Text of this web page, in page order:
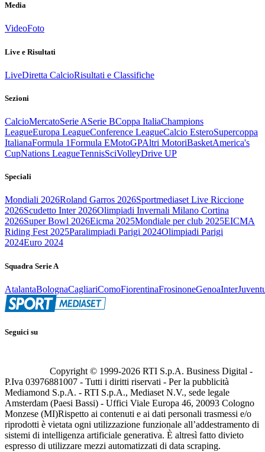
Media
VideoFoto
Live e Risultati
LiveDiretta CalcioRisultati e Classifiche
Sezioni
CalcioMercatoSerie ASerie BCoppa ItaliaChampions
LeagueEuropa LeagueConference LeagueCalcio EsteroSupercoppa
ItalianaFormula 1Formula EMotoGPAltri MotoriBasketAmerica's
CupNations LeagueTennisSciVolleyDrive UP
Speciali
Mondiali 2026Roland Garros 2026Sportmediaset Live Riccione
2026Scudetto Inter 2026Olimpiadi Invernali Milano Cortina
2026Super Bowl 2026Eicma 2025Mondiale per club 2025EICMA
Riding Fest 2025Paralimpiadi Parigi 2024Olimpiadi Parigi
2024Euro 2024
Squadra Serie A
AtalantaBolognaCagliariComoFiorentinaFrosinoneGenoaInter
Seguici su
Copyright © 1999-2026 RTI S.p.A. Business Digital -
P.Iva 03976881007 - Tutti i diritti riservati - Per la pubblicità
Mediamond S.p.A. - RTI S.p.A., Mediaset N.V., sede legale
Amsterdam (Paesi Bassi) - Uffici Viale Europa 46, 20093 Cologno
Monzese (MI)Rispetto ai contenuti e ai dati personali trasmessi e/o
riprodotti è vietata ogni utilizzazione funzionale all’addestramento di
sistemi di intelligenza artificiale generativa. È altresì fatto divieto
espresso di utilizzare mezzi automatizzati di data scraping.